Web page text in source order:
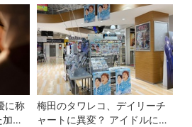
に称
恋
梅田のタワレコ、デイリーチ
ャートに異変？ アイドルに混